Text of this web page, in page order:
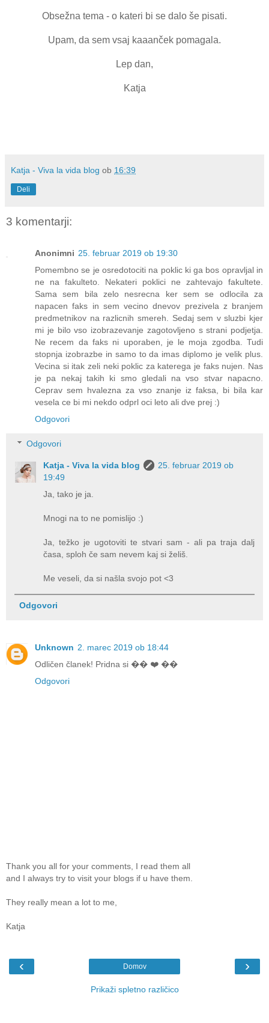
Obsežna tema - o kateri bi se dalo še pisati.
Upam, da sem vsaj kaaanček pomagala.
Lep dan,
Katja
Katja - Viva la vida blog ob 16:39
Deli
3 komentarji:
Anonimni 25. februar 2019 ob 19:30
Pomembno se je osredotociti na poklic ki ga bos opravljal in
ne na fakulteto. Nekateri poklici ne zahtevajo fakultete.
Sama sem bila zelo nesrecna ker sem se odlocila za
napacen faks in sem vecino dnevov prezivela z branjem
predmetnikov na razlicnih smereh. Sedaj sem v sluzbi kjer
mi je bilo vso izobrazevanje zagotovljeno s strani podjetja.
Ne recem da faks ni uporaben, je le moja zgodba. Tudi
stopnja izobrazbe in samo to da imas diplomo je velik plus.
Vecina si itak zeli neki poklic za katerega je faks nujen. Nas
je pa nekaj takih ki smo gledali na vso stvar napacno.
Ceprav sem hvalezna za vso znanje iz faksa, bi bila kar
vesela ce bi mi nekdo odprl oci leto ali dve prej :)
Odgovori
Odgovori
Katja - Viva la vida blog
25. februar 2019 ob
19:49
Ja, tako je ja.
Mnogi na to ne pomislijo :)
Ja, težko je ugotoviti te stvari sam - ali pa traja dalj
časa, sploh če sam nevem kaj si želiš.
Me veseli, da si našla svojo pot <3
Odgovori
Unknown 2. marec 2019 ob 18:44
Odličen članek! Pridna si �� ❤️ ��
Odgovori
Thank you all for your comments, I read them all
and I always try to visit your blogs if u have them.
They really mean a lot to me,
Katja
‹ ›
Domov
Prikaži spletno različico